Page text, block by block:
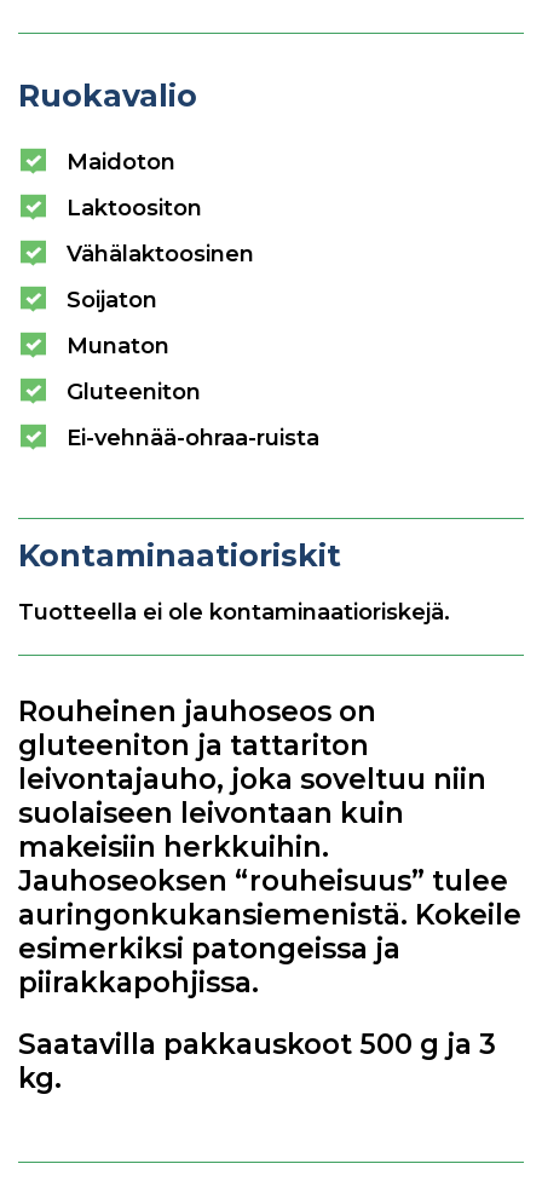
Ruokavalio
Maidoton
Laktoositon
Vähälaktoosinen
Soijaton
Munaton
Gluteeniton
Ei-vehnää-ohraa-ruista
Kontaminaatioriskit
Tuotteella ei ole kontaminaatioriskejä.
Rouheinen jauhoseos on
gluteeniton ja tattariton
leivontajauho, joka soveltuu niin
suolaiseen leivontaan kuin
makeisiin herkkuihin.
Jauhoseoksen “rouheisuus” tulee
auringonkukansiemenistä. Kokeile
esimerkiksi patongeissa ja
piirakkapohjissa.
Saatavilla pakkauskoot 500 g ja 3
kg.